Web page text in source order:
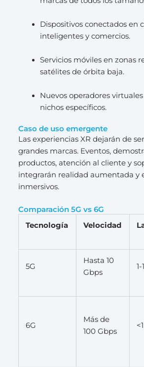
Dispositivos conectados en
inteligentes y comercios.
Servicios móviles en zonas
satélites de órbita baja.
Nuevos operadores
nichos específicos.
Caso de uso emergente
Las experiencias XR dejarán de
grandes marcas. Eventos,
productos, atención al cliente y
integrarán realidad aumentada y
inmersivos.
Comparación 5G vs 6G
Tecnología
Velocidad
5G
Hasta 10
Gbps
6G
Más de
100 Gbps